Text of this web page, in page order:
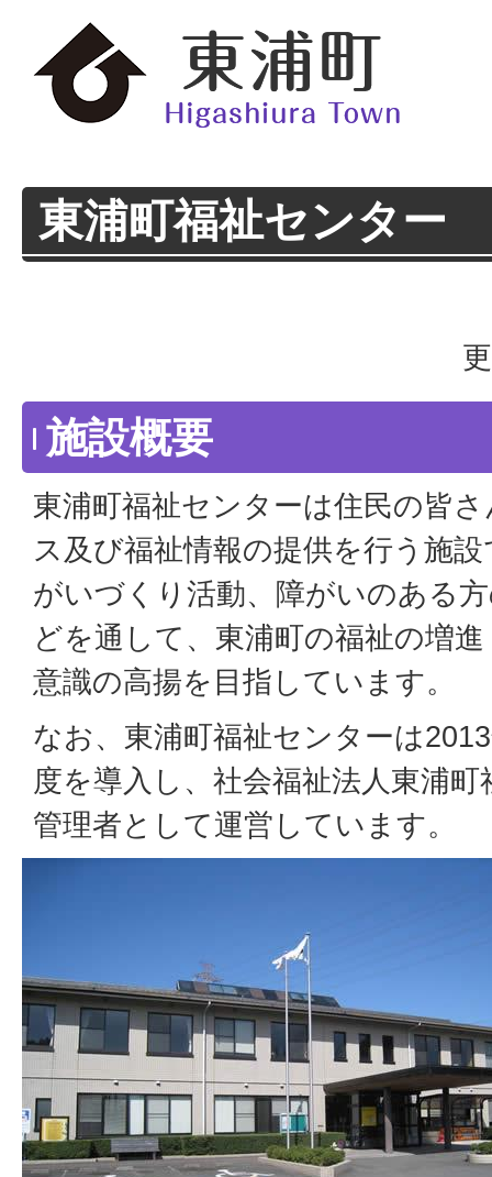
東浦町福祉センター
施設概要
東浦町福祉センターは住民の皆
ス及び福祉情報の提供を行う施
がいづくり活動、障がいのある
どを通して、東浦町の福祉の増
意識の高揚を目指しています。
なお、東浦町福祉センターは
度を導入し、社会福祉法人東浦
管理者として運営しています。